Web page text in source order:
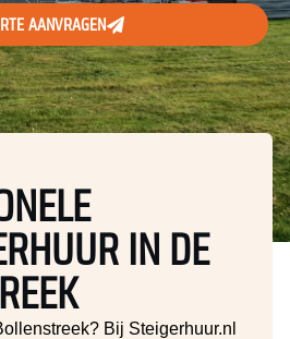
AANVRAGEN
IN DE
Bij Steigerhuur.nl